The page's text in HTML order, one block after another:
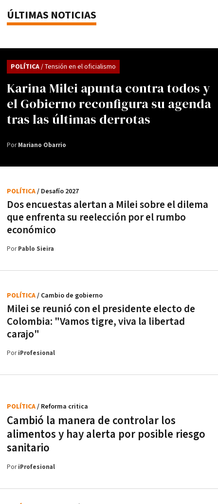
ÚLTIMAS NOTICIAS
Karina Milei apunta contra todos y
el Gobierno reconfigura su agenda
tras las últimas derrotas
POLÍTICA/ Tensión en el oficialismo
PorMariano Obarrio
Dos encuestas alertan a Milei sobre el dilema
que enfrenta su reelección por el rumbo
económico
POLÍTICA/ Desafío 2027
PorPablo Sieira
Milei se reunió con el presidente electo de
Colombia: "Vamos tigre, viva la libertad
carajo"
POLÍTICA/ Cambio de gobierno
PoriProfesional
Cambió la manera de controlar los
alimentos y hay alerta por posible riesgo
sanitario
POLÍTICA/ Reforma critica
PoriProfesional